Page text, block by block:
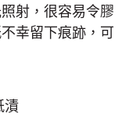
射，很容易令膠
幸留下痕跡，可
漬